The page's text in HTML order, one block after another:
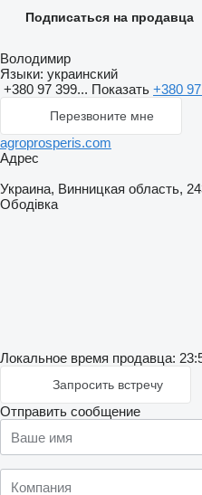
Подписаться на продавца
Володимир
Языки: украинский
+380 97 399... Показать +380
Перезвоните мне
agroprosperis.com
Адрес
Украина, Винницкая область,
Ободівка
Локальное время продавца:
Запросить встречу
Отправить сообщение